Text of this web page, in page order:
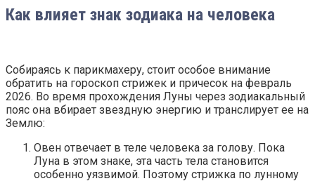
Как влияет знак зодиака на человека
Собираясь к парикмахеру, стоит особое внимание
обратить на гороскоп стрижек и причесок на февраль
2026. Во время прохождения Луны через зодиакальный
пояс она вбирает звездную энергию и транслирует ее на
Землю:
Овен отвечает в теле человека за голову. Пока
Луна в этом знаке, эта часть тела становится
особенно уязвимой. Поэтому стрижка по лунному